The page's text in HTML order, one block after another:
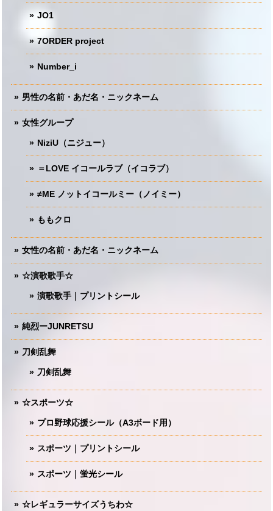
JO1
7ORDER project
Number_i
男性の名前・あだ名・ニックネーム
女性グループ
NiziU（ニジュー）
＝LOVE イコールラブ（イコラブ）
≠ME ノットイコールミー（ノイミー）
ももクロ
女性の名前・あだ名・ニックネーム
☆演歌歌手☆
演歌歌手｜プリントシール
純烈ーJUNRETSU
刀剣乱舞
刀剣乱舞
☆スポーツ☆
プロ野球応援シール（A3ボード用）
スポーツ｜プリントシール
スポーツ｜蛍光シール
☆レギュラーサイズうちわ☆